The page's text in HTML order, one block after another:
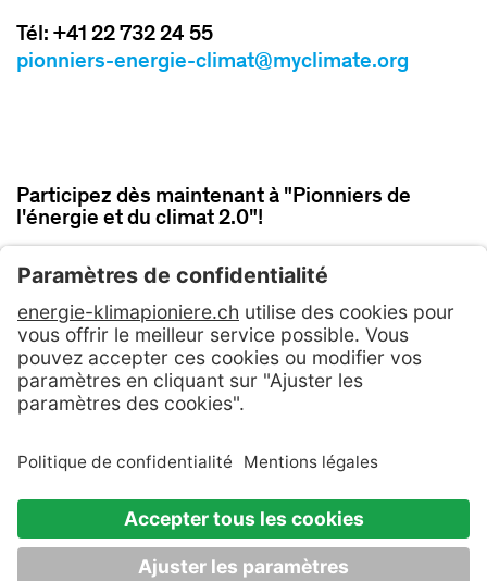
Tél: +41 22 732 24 55
pionniers-energie-climat@myclimate.org
Participez dès maintenant à "Pionniers de
l'énergie et du climat 2.0"!
PARTICIPER MAINTENANT
Contact
CG
Mentions légales & Conditions d'utilisation